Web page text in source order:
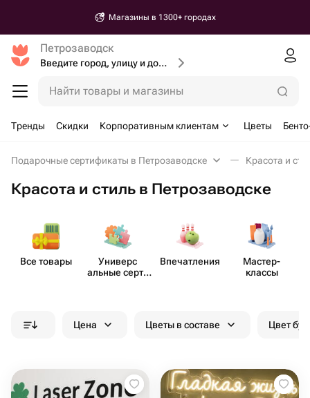
Магазины в 1300+ городах
Петрозаводск
Введите город, улицу и дом доставки
Найти товары и магазины
Тренды Скидки Корпоративным клиентам Цветы
Подарочные сертификаты в Петрозаводске Красота и
Красота и стиль в Петрозаводске
Все товары
Универс​
альные серти​
Впеча​тления
Мастер-​
классы
Цена Цветы в составе Цвет